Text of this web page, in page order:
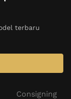
terbaru
Consigning